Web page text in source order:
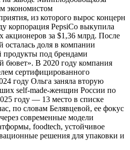
экономистом
из которого вырос концерн
корпорация PepsiСo выкупила
акционеров за $1,36 млрд. После
осталась доля в компании
под брендами
бювет». В 2020 году компания
сертифицированного
году Ольга заняла вторую
self-made-женщин России по
году — 13 место в списке
по словам Белявцевой, ее фокус
современные модели
foodtech, устойчивое
решения для упаковки и